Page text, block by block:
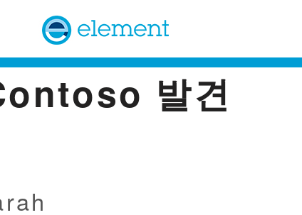
l
e
m
발견